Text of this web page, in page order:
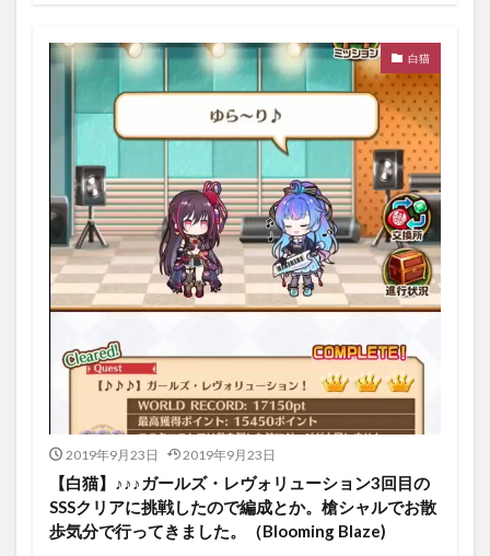
白猫
2019年9月23日 2019年9月23日
【白猫】♪♪♪ガールズ・レヴォリューション3回目の
SSSクリアに挑戦したので編成とか。槍シャルでお散
歩気分で行ってきました。（Blooming Blaze)